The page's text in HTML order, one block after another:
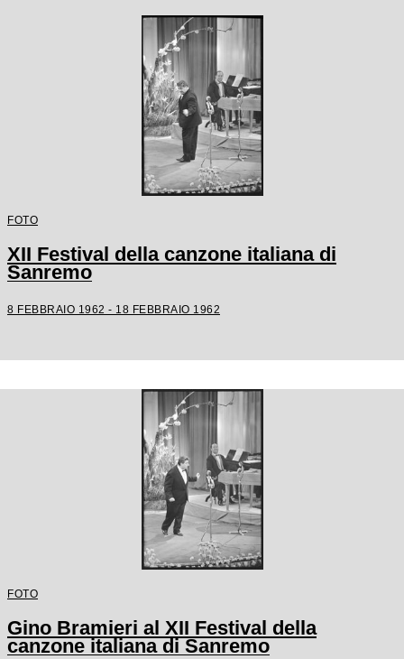
FOTO
XII Festival della canzone italiana di
Sanremo
8 FEBBRAIO 1962 - 18 FEBBRAIO 1962
FOTO
Gino Bramieri al XII Festival della
canzone italiana di Sanremo